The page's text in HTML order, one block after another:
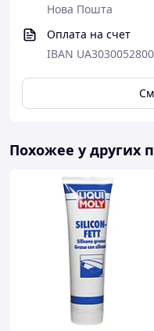
Нова Пошта
Оплата на счет
IBAN
Похожее у других